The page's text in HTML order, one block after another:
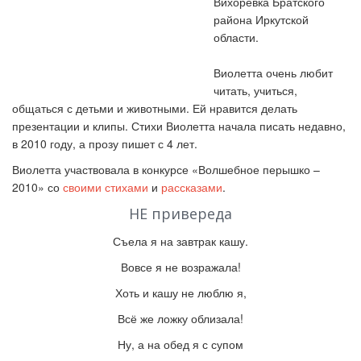
района Иркутской
области.
Виолетта очень любит
читать, учиться,
общаться с детьми и животными. Ей нравится делать
презентации и клипы. Стихи Виолетта начала писать недавно,
в 2010 году, а прозу пишет с 4 лет.
Виолетта участвовала в конкурсе «Волшебное перышко –
2010» со своими стихами и рассказами.
НЕ привереда
Съела я на завтрак кашу.
Вовсе я не возражала!
Хоть и кашу не люблю я,
Всё же ложку облизала!
Ну, а на обед я с супом